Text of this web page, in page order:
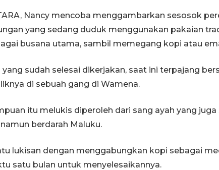
Nancy mencoba menggambarkan sesosok
yang sedang duduk menggunakan pakaian
busana utama, sambil memegang kopi atau
sudah selesai dikerjakan, saat ini terpajang
di sebuah gang di Wamena.
itu melukis diperoleh dari sang ayah yang juga
berdarah Maluku.
lukisan dengan menggabungkan kopi sebagai
satu bulan untuk menyelesaikannya.